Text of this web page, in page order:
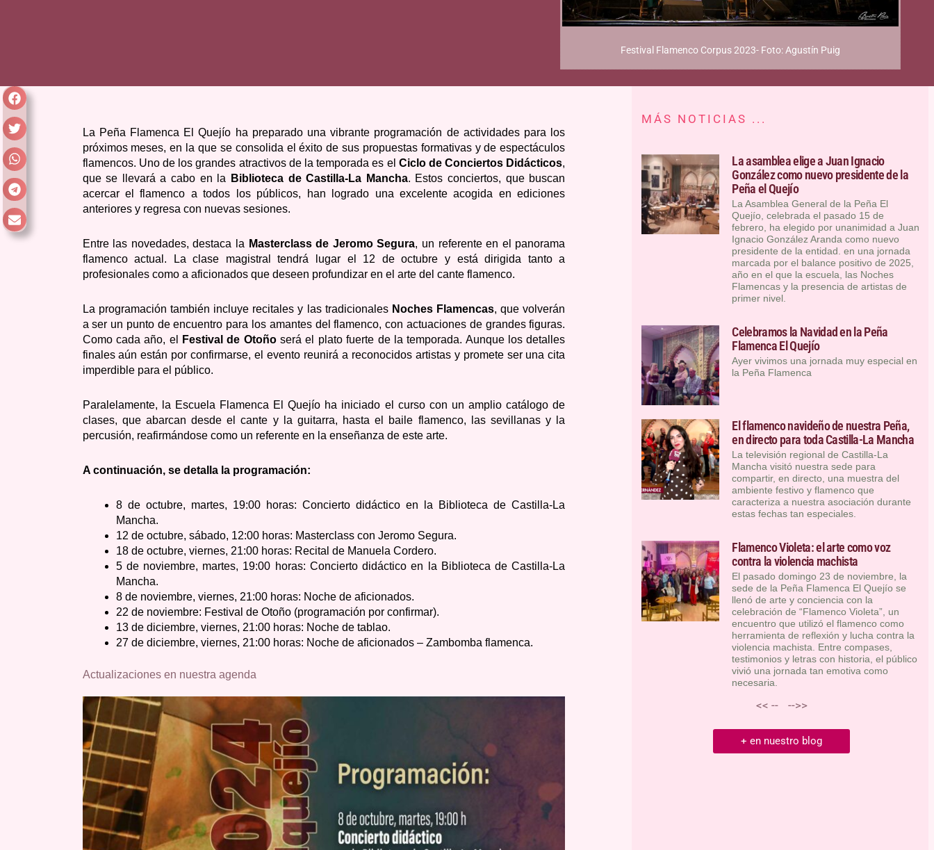
Festival Flamenco Corpus 2023- Foto: Agustín Puig
La Peña Flamenca El Quejío ha preparado una vibrante programación de actividades para los
próximos meses, en la que se consolida el éxito de sus propuestas formativas y de espectáculos
flamencos. Uno de los grandes atractivos de la temporada es el Ciclo de Conciertos Didácticos,
que se llevará a cabo en la
Biblioteca de Castilla-La Mancha. Estos conciertos, que buscan
acercar el flamenco a todos los públicos, han logrado una excelente acogida en ediciones
anteriores y regresa con nuevas sesiones.
Entre las novedades, destaca la Masterclass de Jeromo Segura, un referente en el panorama
flamenco actual. La clase magistral tendrá lugar el 12 de octubre y está dirigida tanto a
profesionales como a aficionados que deseen profundizar en el arte del cante flamenco.
La programación también incluye recitales y las tradicionales Noches Flamencas, que volverán
a ser un punto de encuentro para los amantes del flamenco, con actuaciones de grandes figuras.
Como cada año, el
Festival de Otoñoserá el plato fuerte de la temporada. Aunque los detalles
finales aún están por confirmarse, el evento reunirá a reconocidos artistas y promete ser una cita
imperdible para el público.
Paralelamente, la Escuela Flamenca El Quejío ha iniciado el curso con un amplio catálogo de
clases, que abarcan desde el cante y la guitarra, hasta el baile flamenco, las sevillanas y la
percusión, reafirmándose como un referente en la enseñanza de este arte.
A continuación, se detalla la programación:
8 de octubre, martes, 19:00 horas: Concierto didáctico en la Biblioteca de Castilla-La
Mancha.
12 de octubre, sábado, 12:00 horas: Masterclass con Jeromo Segura.
18 de octubre, viernes, 21:00 horas: Recital de Manuela Cordero.
5 de noviembre, martes, 19:00 horas: Concierto didáctico en la Biblioteca de Castilla-La
Mancha.
8 de noviembre, viernes, 21:00 horas: Noche de aficionados.
22 de noviembre: Festival de Otoño (programación por confirmar).
13 de diciembre, viernes, 21:00 horas: Noche de tablao.
27 de diciembre, viernes, 21:00 horas: Noche de aficionados – Zambomba flamenca.
Actualizaciones en nuestra agenda
MÁS NOTICIAS ...
La asamblea elige a Juan Ignacio
González como nuevo presidente de la
Peña el Quejío
La Asamblea General de la Peña El
Quejío, celebrada el pasado 15 de
febrero, ha elegido por unanimidad a Juan
Ignacio González Aranda como nuevo
presidente de la entidad. en una jornada
marcada por el balance positivo de 2025,
año en el que la escuela, las Noches
Flamencas y la presencia de artistas de
primer nivel.
Celebramos la Navidad en la Peña
Flamenca El Quejío
Ayer vivimos una jornada muy especial en
la Peña Flamenca
El flamenco navideño de nuestra Peña,
en directo para toda Castilla-La Mancha
La televisión regional de Castilla-La
Mancha visitó nuestra sede para
compartir, en directo, una muestra del
ambiente festivo y flamenco que
caracteriza a nuestra asociación durante
estas fechas tan especiales.
Flamenco Violeta: el arte como voz
contra la violencia machista
El pasado domingo 23 de noviembre, la
sede de la Peña Flamenca El Quejío se
llenó de arte y conciencia con la
celebración de “Flamenco Violeta”, un
encuentro que utilizó el flamenco como
herramienta de reflexión y lucha contra la
violencia machista. Entre compases,
testimonios y letras con historia, el público
vivió una jornada tan emotiva como
necesaria.
<< -- -->>
+ en nuestro blog